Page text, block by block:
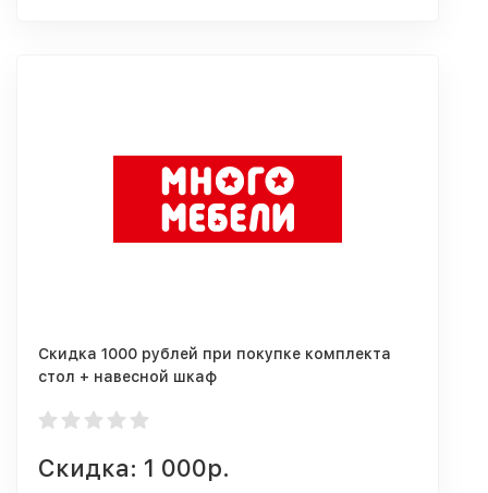
Скидка 1000 рублей при покупке комплекта
стол + навесной шкаф
Скидка: 1 000р.